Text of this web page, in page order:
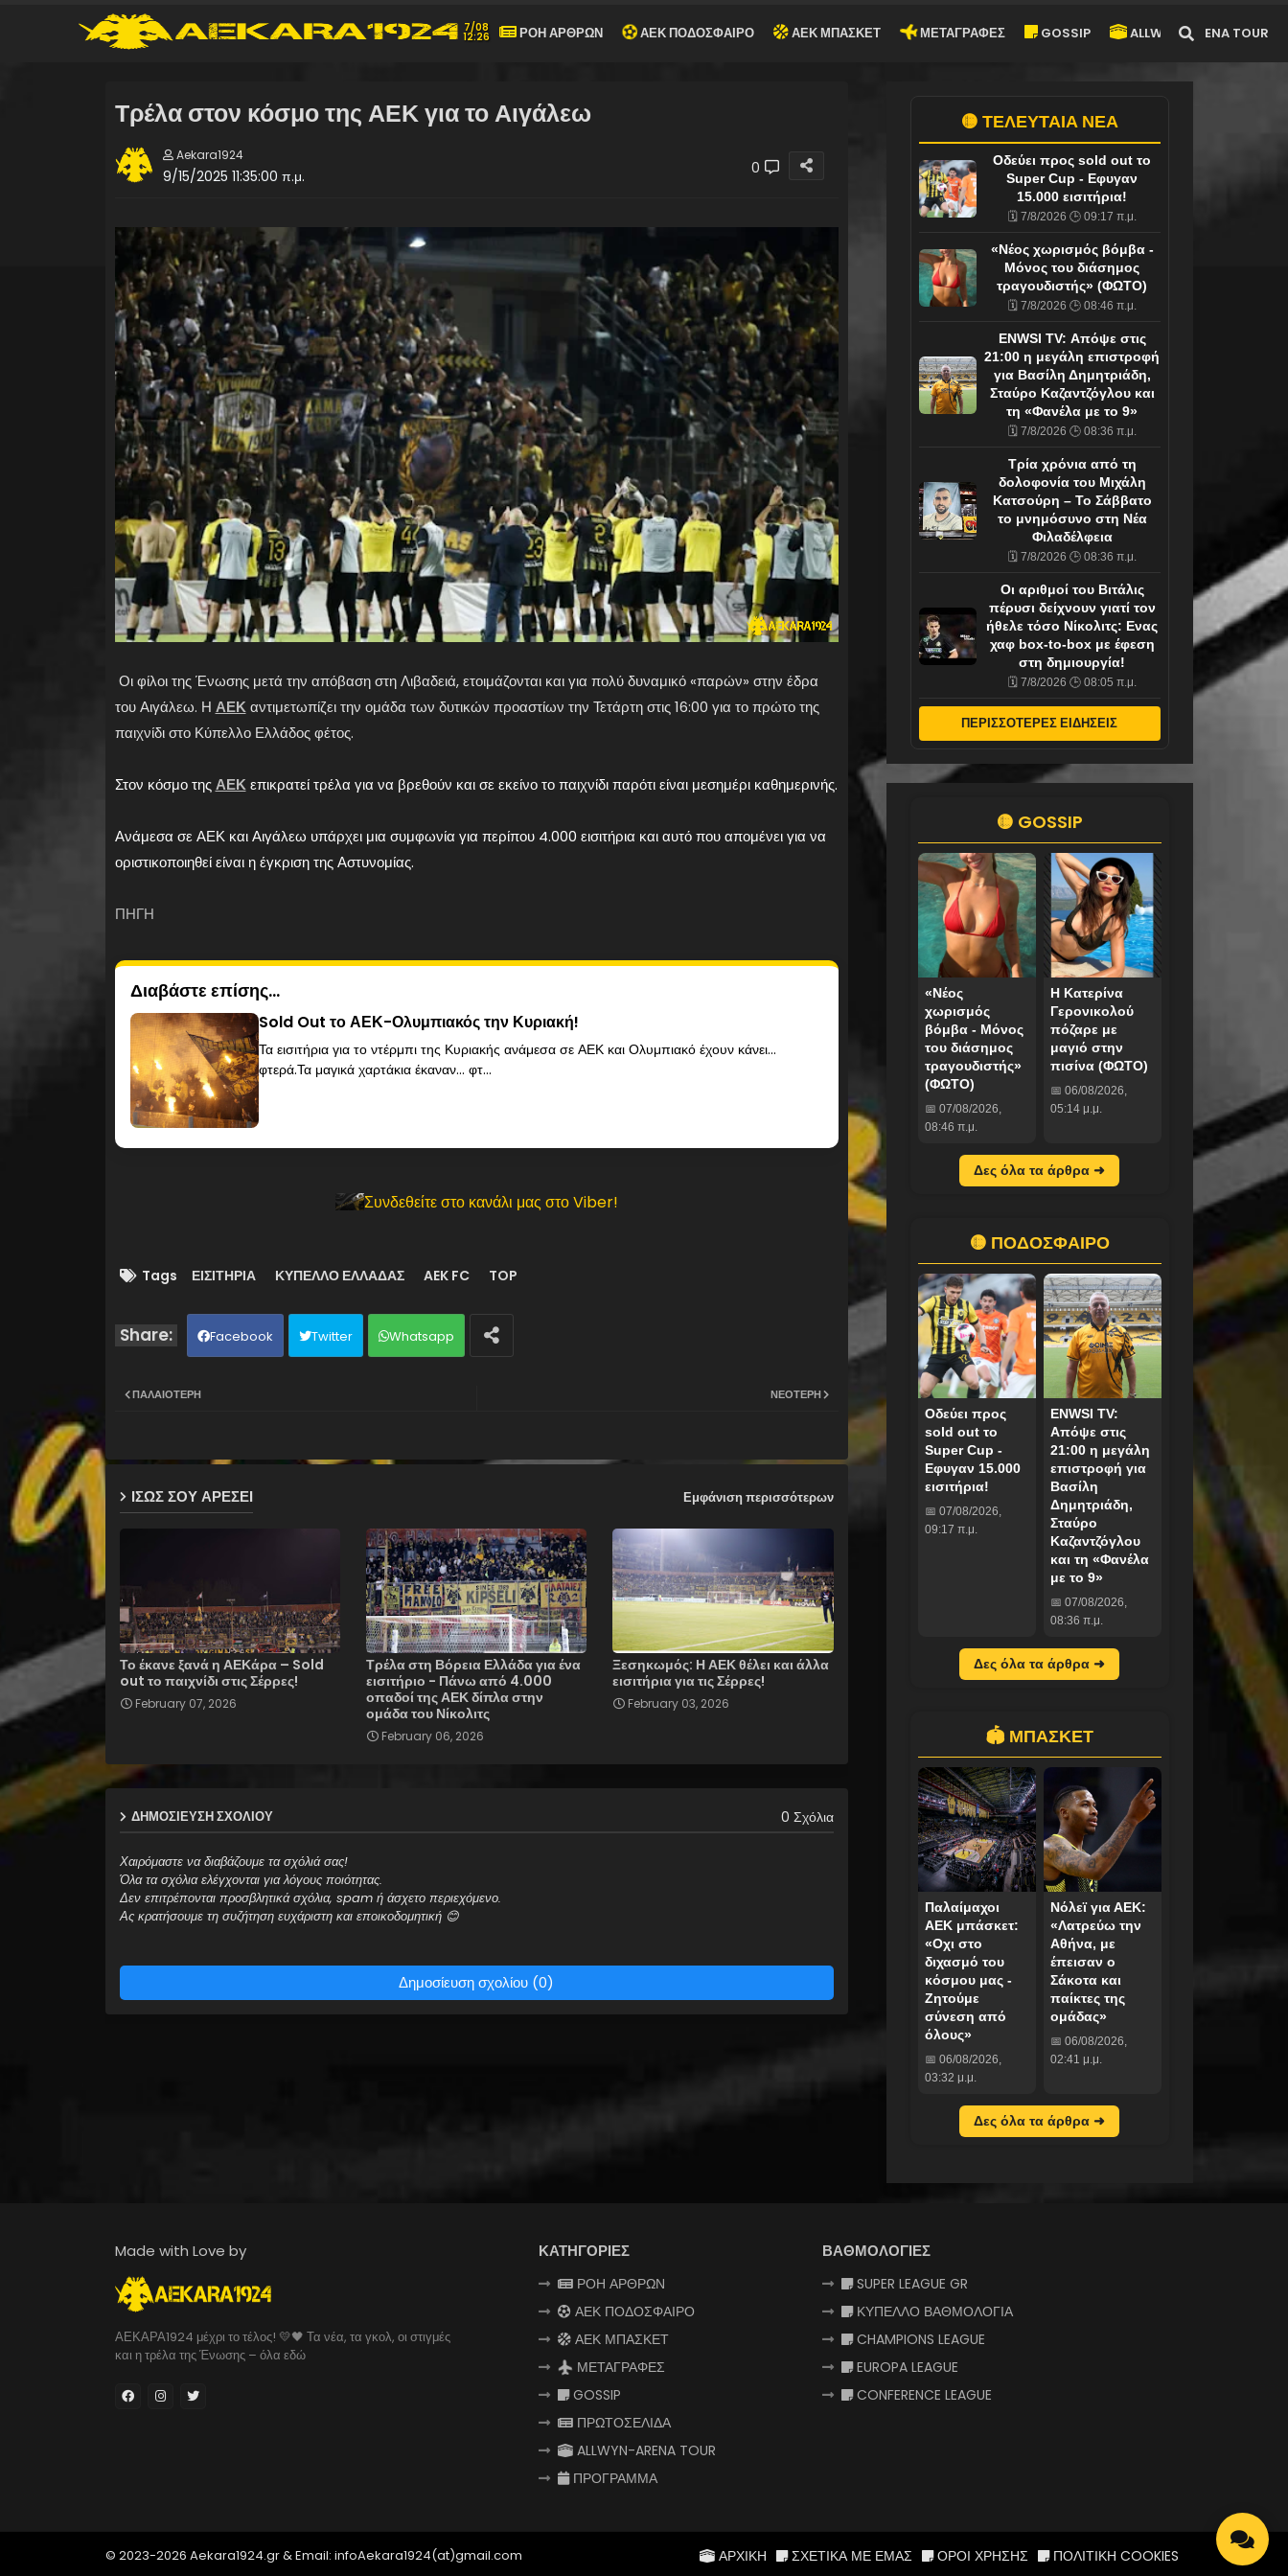
7/08
12:26 ΡΟΗ ΑΡΘΡΩΝ ΑΕΚ ΠΟΔΟΣΦΑΙΡΟ ΑΕΚ ΜΠΑΣΚΕΤ ΜΕΤΑΓΡΑΦΕΣ GOSSIP ALLWYN-ARENA TOUR
Τρέλα στον κόσμο της ΑΕΚ για το Αιγάλεω
Aekara1924
9/15/2025 11:35:00 π.μ. 0
Οι φίλοι της Ένωσης μετά την απόβαση στη Λιβαδειά, ετοιμάζονται και για πολύ δυναμικό «παρών» στην έδρα
του Αιγάλεω. Η ΑΕΚαντιμετωπίζει την ομάδα των δυτικών προαστίων την Τετάρτη στις 16:00 για το πρώτο της
παιχνίδι στο Κύπελλο Ελλάδος φέτος.
Στον κόσμο τηςΑΕΚεπικρατεί τρέλα για να βρεθούν και σε εκείνο το παιχνίδι παρότι είναι μεσημέρι καθημερινής.
Ανάμεσα σε ΑΕΚ και Αιγάλεω υπάρχει μια συμφωνία για περίπου 4.000 εισιτήρια και αυτό που απομένει για να
οριστικοποιηθεί είναι η έγκριση της Αστυνομίας.
ΠΗΓΗ
Διαβάστε επίσης...
Sold Out το ΑΕΚ-Ολυμπιακός την Κυριακή!
Τα εισιτήρια για το ντέρμπι της Κυριακής ανάμεσα σε ΑΕΚ και Ολυμπιακό έχουν κάνει...
φτερά.Τα μαγικά χαρτάκια έκαναν… φτ...
Συνδεθείτε στο κανάλι μας στο Viber!
Tags ΕΙΣΙΤΗΡΙΑ ΚΥΠΕΛΛΟ ΕΛΛΑΔΑΣ AEK FC TOP
Facebook Twitter Whatsapp
ΝΕΌΤΕΡΗ
ΠΑΛΑΙΌΤΕΡΗ
ΙΣΩΣ ΣΟΥ ΑΡΕΣΕΙ Εμφάνιση περισσότερων
Το έκανε ξανά η ΑΕΚάρα – Sold
out το παιχνίδι στις Σέρρες!
February 07, 2026
Τρέλα στη Βόρεια Ελλάδα για ένα
εισιτήριο - Πάνω από 4.000
οπαδοί της ΑΕΚ δίπλα στην
ομάδα του Νίκολιτς
February 06, 2026
Ξεσηκωμός: Η ΑΕΚ θέλει και άλλα
εισιτήρια για τις Σέρρες!
February 03, 2026
ΔΗΜΟΣΊΕΥΣΗ ΣΧΟΛΊΟΥ 0 Σχόλια
Χαιρόμαστε να διαβάζουμε τα σχόλιά σας!
Όλα τα σχόλια ελέγχονται για λόγους ποιότητας.
Δεν επιτρέπονται προσβλητικά σχόλια, spam ή άσχετο περιεχόμενο.
Ας κρατήσουμε τη συζήτηση ευχάριστη και εποικοδομητική 😊
Δημοσίευση σχολίου (0)
🟡 ΤΕΛΕΥΤΑΙΑ ΝΕΑ
Οδεύει προς sold out το
Super Cup - Eφυγαν
15.000 εισιτήρια!
🗓️ 7/8/2026 🕒 09:17 π.μ.
«Νέος χωρισμός βόμβα -
Μόνος του διάσημος
τραγουδιστής» (ΦΩΤΟ)
🗓️ 7/8/2026 🕒 08:46 π.μ.
ENWSI TV: Απόψε στις
21:00 η μεγάλη επιστροφή
για Βασίλη Δημητριάδη,
Σταύρο Καζαντζόγλου και
τη «Φανέλα με το 9»
🗓️ 7/8/2026 🕒 08:36 π.μ.
Τρία χρόνια από τη
δολοφονία του Μιχάλη
Κατσούρη – Το Σάββατο
το μνημόσυνο στη Νέα
Φιλαδέλφεια
🗓️ 7/8/2026 🕒 08:36 π.μ.
Οι αριθμοί του Βιτάλις
πέρυσι δείχνουν γιατί τον
ήθελε τόσο Νίκολιτς: Ενας
χαφ box-to-box με έφεση
στη δημιουργία!
🗓️ 7/8/2026 🕒 08:05 π.μ.
ΠΕΡΙΣΣΟΤΕΡΕΣ ΕΙΔΗΣΕΙΣ
🟡 GOSSIP
«Νέος
χωρισμός
βόμβα - Μόνος
του διάσημος
τραγουδιστής»
(ΦΩΤΟ)
📅 07/08/2026,
08:46 π.μ.
Η Κατερίνα
Γερονικολού
πόζαρε με
μαγιό στην
πισίνα (ΦΩΤΟ)
📅 06/08/2026,
05:14 μ.μ.
Δες όλα τα άρθρα ➜
🟡 ΠΟΔΟΣΦΑΙΡΟ
Οδεύει προς
sold out το
Super Cup -
Eφυγαν 15.000
εισιτήρια!
📅 07/08/2026,
09:17 π.μ.
ENWSI TV:
Απόψε στις
21:00 η μεγάλη
επιστροφή για
Βασίλη
Δημητριάδη,
Σταύρο
Καζαντζόγλου
και τη «Φανέλα
με το 9»
📅 07/08/2026,
08:36 π.μ.
Δες όλα τα άρθρα ➜
🏟️ ΜΠΑΣΚΕΤ
Παλαίμαχοι
ΑΕΚ μπάσκετ:
«Οχι στο
διχασμό του
κόσμου μας -
Ζητούμε
σύνεση από
όλους»
📅 06/08/2026,
03:32 μ.μ.
Νόλεϊ για ΑΕΚ:
«Λατρεύω την
Αθήνα, με
έπεισαν ο
Σάκοτα και
παίκτες της
ομάδας»
📅 06/08/2026,
02:41 μ.μ.
Δες όλα τα άρθρα ➜
Made with Love by
ΑΕΚΑΡΑ1924 μέχρι το τέλος! 💛🖤 Τα νέα, τα γκολ, οι στιγμές
και η τρέλα της Ένωσης – όλα εδώ
ΚΑΤΗΓΟΡΙΕΣ
ΡΟΗ ΑΡΘΡΩΝ
ΑΕΚ ΠΟΔΟΣΦΑΙΡΟ
ΑΕΚ ΜΠΑΣΚΕΤ
ΜΕΤΑΓΡΑΦΕΣ
GOSSIP
ΠΡΩΤΟΣΕΛΙΔΑ
ALLWYN-ARENA TOUR
ΠΡΟΓΡΑΜΜΑ
ΒΑΘΜΟΛΟΓΙΕΣ
SUPER LEAGUE GR
ΚΥΠΕΛΛΟ ΒΑΘΜΟΛΟΓΙΑ
CHAMPIONS LEAGUE
EUROPA LEAGUE
CONFERENCE LEAGUE
ΑΡΧΙΚΗ ΣΧΕΤΙΚΑ ΜΕ ΕΜΑΣ ΟΡΟΙ ΧΡΗΣΗΣ ΠΟΛΙΤΙΚΗ COOKIES
© 2023-2026 Aekara1924.gr & Email: infoAekara1924(at)gmail.com